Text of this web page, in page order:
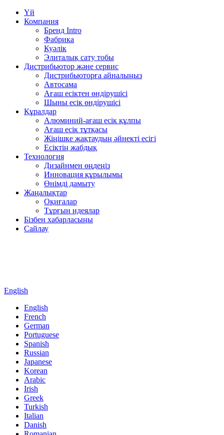
Үй
Компания
Бренд Intro
Фабрика
Куәлік
Элиталық сату тобы
Дистрибьютор және сервис
Дистрибьюторға айналыңыз
Автосама
Ағаш есіктен өндірушісі
Шыны есік өндірушісі
Құралдар
Алюминий-ағаш есік құлпы
Ағаш есік тұтқасы
Жіңішке жақтаудың әйнекті есігі
Есіктің жабдық
Технология
Дизайнмен өңдеңіз
Инновация құрылымы
Өнімді дамыту
Жаңалықтар
Оқиғалар
Тұрғын идеялар
Бізбен хабарласыңы
Сайлау
English
English
French
German
Portuguese
Spanish
Russian
Japanese
Korean
Arabic
Irish
Greek
Turkish
Italian
Danish